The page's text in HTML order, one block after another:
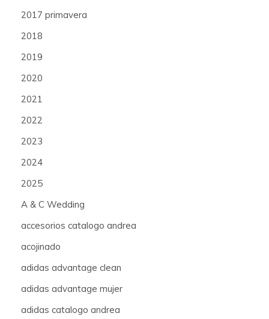
2017 primavera
2018
2019
2020
2021
2022
2023
2024
2025
A & C Wedding
accesorios catalogo andrea
acojinado
adidas advantage clean
adidas advantage mujer
adidas catalogo andrea